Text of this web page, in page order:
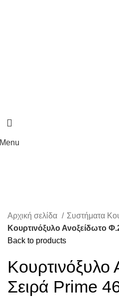
Menu
Αρχική σελίδα
Συστήματα
Κουρτινόξυλο Ανοξείδωτο
Back to products
Κουρτινόξυλο
Σειρά Prime